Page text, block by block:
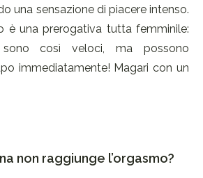
una sensazione di piacere intenso.
è una prerogativa tutta femminile:
così veloci, ma possono
immediatamente! Magari con un
non raggiunge l’orgasmo?